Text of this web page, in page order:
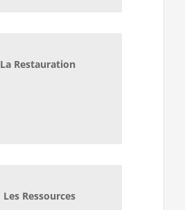
La Restauration
Les Ressources